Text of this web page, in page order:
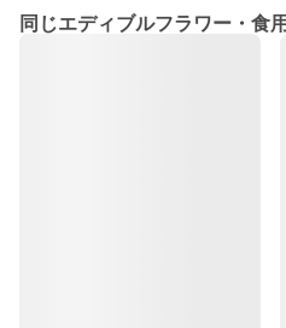
同じエディブルフラワー・食